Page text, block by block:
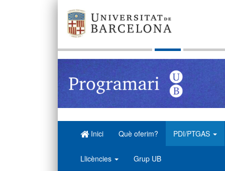
Inici Què oferim? PDI/PTGAS
Llicències Grup UB